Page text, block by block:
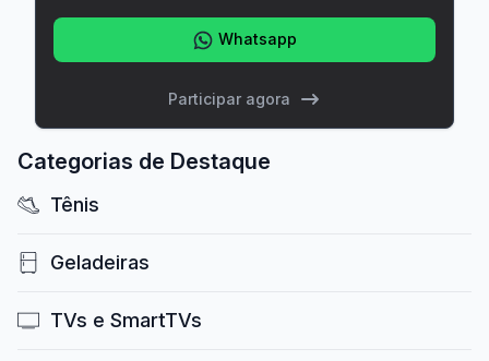
Whatsapp
Participar agora
Categorias de Destaque
Tênis
Geladeiras
TVs e SmartTVs